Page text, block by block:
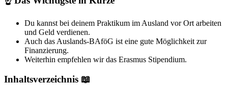
Du kannst bei deinem Praktikum im Ausland vor Ort arbeiten
und Geld verdienen.
Auch das Auslands-BAföG ist eine gute Möglichkeit zur
Finanzierung.
Weiterhin empfehlen wir das Erasmus Stipendium.
Inhaltsverzeichnis 📖